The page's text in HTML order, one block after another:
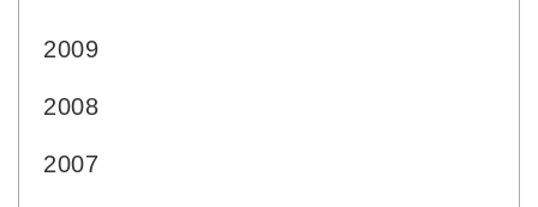
2009
2008
2007